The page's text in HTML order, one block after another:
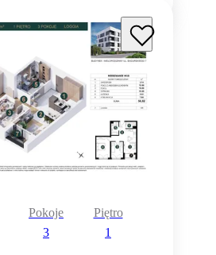
Pokoje
3
Piętro
1